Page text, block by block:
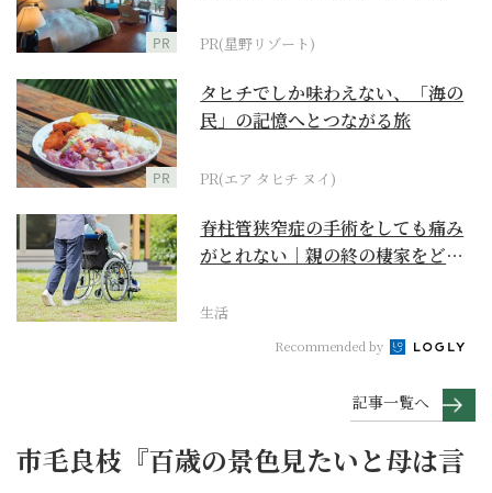
PR PR(星野リゾート)
PR
タヒチでしか味わえない、「海の
民」の記憶へとつながる旅
PR(エア タヒチ ヌイ)
脊柱管狭窄症の手術をしても痛み
がとれない｜親の終の棲家をどう
生活
Recommended by
記事一覧へ
市毛良枝『百歳の景色見たいと母は言